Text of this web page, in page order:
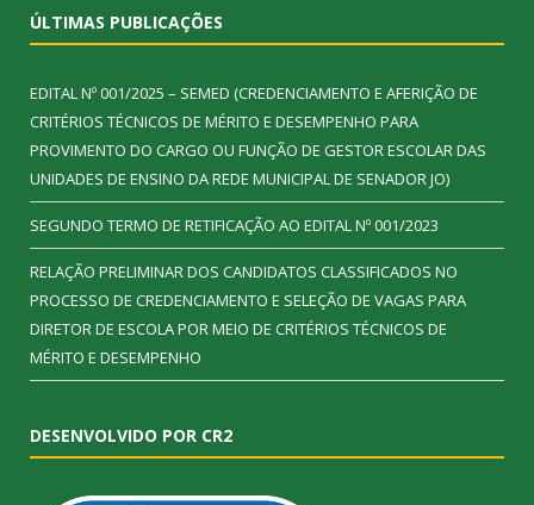
ÚLTIMAS PUBLICAÇÕES
EDITAL Nº 001/2025 – SEMED (CREDENCIAMENTO E AFERIÇÃO DE
CRITÉRIOS TÉCNICOS DE MÉRITO E DESEMPENHO PARA
PROVIMENTO DO CARGO OU FUNÇÃO DE GESTOR ESCOLAR DAS
UNIDADES DE ENSINO DA REDE MUNICIPAL DE SENADOR JO)
SEGUNDO TERMO DE RETIFICAÇÃO AO EDITAL Nº 001/2023
RELAÇÃO PRELIMINAR DOS CANDIDATOS CLASSIFICADOS NO
PROCESSO DE CREDENCIAMENTO E SELEÇÃO DE VAGAS PARA
DIRETOR DE ESCOLA POR MEIO DE CRITÉRIOS TÉCNICOS DE
MÉRITO E DESEMPENHO
DESENVOLVIDO POR CR2